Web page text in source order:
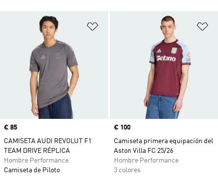
Añadir a la lista de deseos
Precio
€ 85
CAMISETA AUDI REVOLUT F1
TEAM DRIVE RÉPLICA
Hombre Performance
Camiseta de Piloto
Precio
€ 100
Camiseta primera equipación del
Aston Villa FC 25/26
Hombre Performance
3 colores